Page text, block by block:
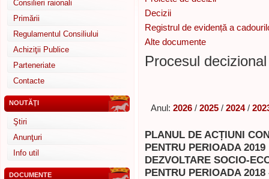
Consilieri raionali
Primării
Regulamentul Consiliului
Achiziţii Publice
Parteneriate
Contacte
NOUTĂŢI
Ştiri
Anunţuri
Info util
DOCUMENTE
Decizii
Registrul de evidență a
Alte documente
Procesul
Anul: 2026 / 2025 / 2024/
PLANUL DE ACȚIUNI
PENTRU PERIOADA
DEZVOLTARE SOCIO-
PENTRU PERIOADA 2018